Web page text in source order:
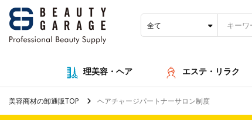
全て
理美容・ヘア エステ・リラク
美容商材の卸通販TOP ヘアチャージパートナーサロン制度